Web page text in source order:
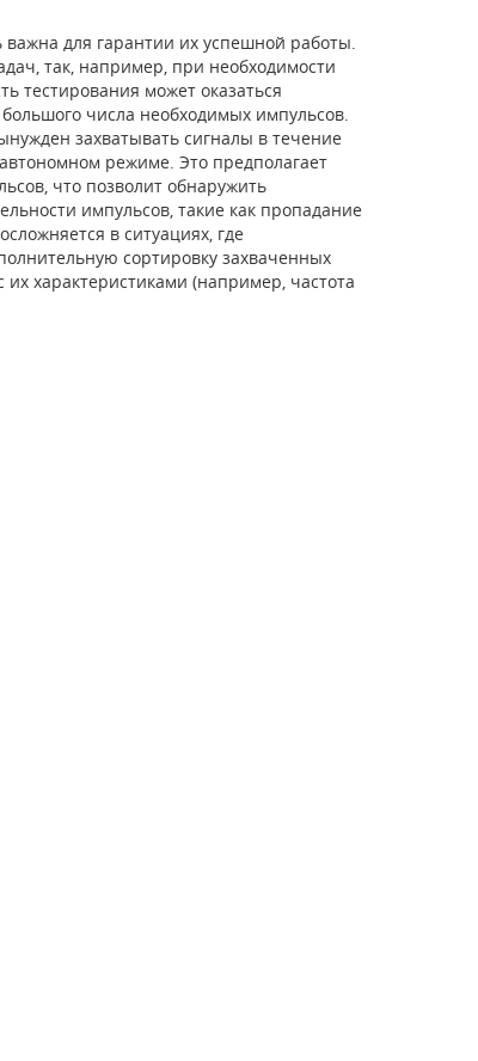
для гарантии их успешной работы.
так, например, при необходимости
тестирования может оказаться
числа необходимых импульсов.
захватывать сигналы в течение
режиме. Это предполагает
что позволит обнаружить
импульсов, такие как пропадание
в ситуациях, где
сортировку захваченных
характеристиками (например, частота